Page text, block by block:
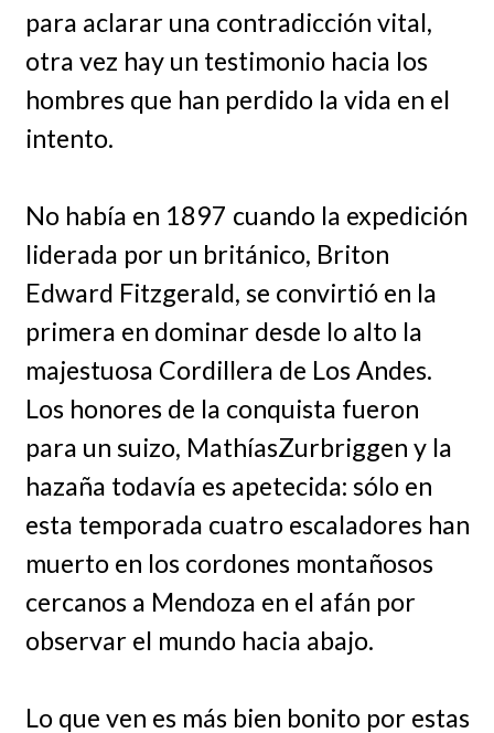
para aclarar una contradicción vital,
otra vez hay un testimonio hacia los
hombres que han perdido la vida en el
intento.
No había en 1897 cuando la expedición
liderada por un británico, Briton
Edward Fitzgerald, se convirtió en la
primera en dominar desde lo alto la
majestuosa Cordillera de Los Andes.
Los honores de la conquista fueron
para un suizo, MathíasZurbriggen y la
hazaña todavía es apetecida: sólo en
esta temporada cuatro escaladores han
muerto en los cordones montañosos
cercanos a Mendoza en el afán por
observar el mundo hacia abajo.
Lo que ven es más bien bonito por estas